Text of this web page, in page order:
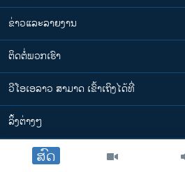
ສົດ
ຂ່າວແລະລາຍງານ
ຕິດຕໍ່ພວກເຮົາ
ວີໂອເອລາວ ສາມາດ ເຂົ້າເຖິງໄດ້ທີ່
​ລິ້ງ​ຕ່າງໆ